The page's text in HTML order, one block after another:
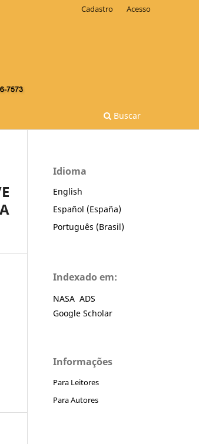
Buscar
Cadastro Acesso
Idioma
English
Español (España)
Português (Brasil)
Indexado em:
NASA ADS
Google Scholar
Informações
Para Leitores
Para Autores